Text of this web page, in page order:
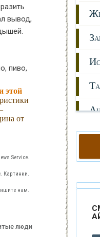
вывод,
пиво,
этой
от
Service.
Картинки.
нам.
люди
Ж
З
И
Т
А
Г
Н
М
Р